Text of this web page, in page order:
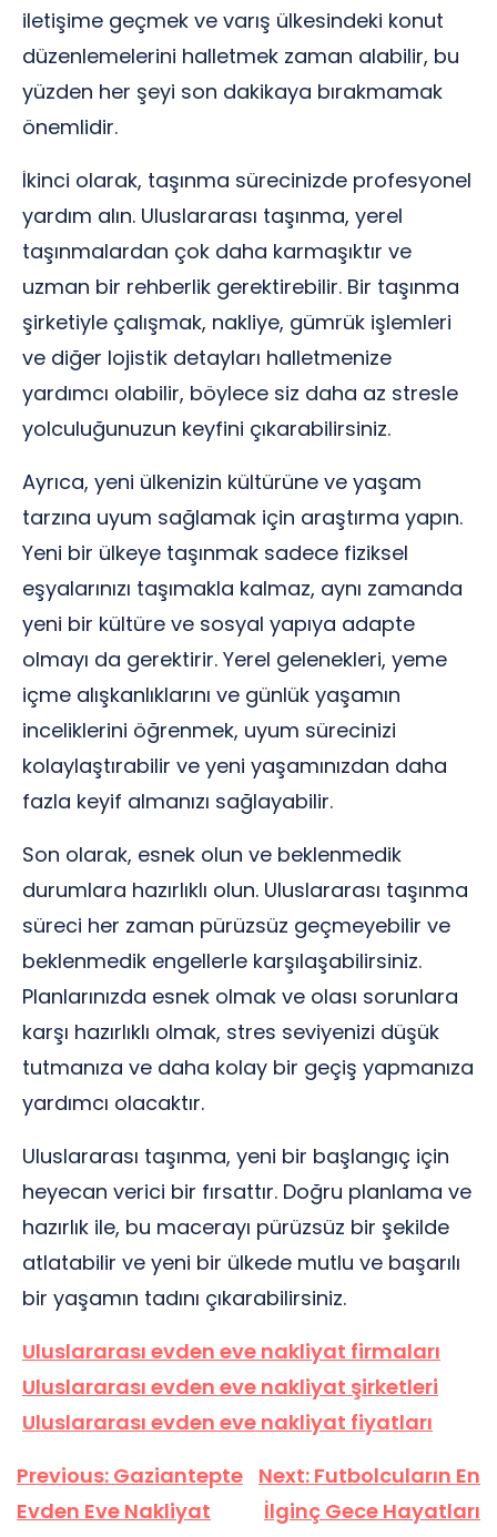
iletişime geçmek ve varış ülkesindeki konut
düzenlemelerini halletmek zaman alabilir, bu
yüzden her şeyi son dakikaya bırakmamak
önemlidir.
İkinci olarak, taşınma sürecinizde profesyonel
yardım alın. Uluslararası taşınma, yerel
taşınmalardan çok daha karmaşıktır ve
uzman bir rehberlik gerektirebilir. Bir taşınma
şirketiyle çalışmak, nakliye, gümrük işlemleri
ve diğer lojistik detayları halletmenize
yardımcı olabilir, böylece siz daha az stresle
yolculuğunuzun keyfini çıkarabilirsiniz.
Ayrıca, yeni ülkenizin kültürüne ve yaşam
tarzına uyum sağlamak için araştırma yapın.
Yeni bir ülkeye taşınmak sadece fiziksel
eşyalarınızı taşımakla kalmaz, aynı zamanda
yeni bir kültüre ve sosyal yapıya adapte
olmayı da gerektirir. Yerel gelenekleri, yeme
içme alışkanlıklarını ve günlük yaşamın
inceliklerini öğrenmek, uyum sürecinizi
kolaylaştırabilir ve yeni yaşamınızdan daha
fazla keyif almanızı sağlayabilir.
Son olarak, esnek olun ve beklenmedik
durumlara hazırlıklı olun. Uluslararası taşınma
süreci her zaman pürüzsüz geçmeyebilir ve
beklenmedik engellerle karşılaşabilirsiniz.
Planlarınızda esnek olmak ve olası sorunlara
karşı hazırlıklı olmak, stres seviyenizi düşük
tutmanıza ve daha kolay bir geçiş yapmanıza
yardımcı olacaktır.
Uluslararası taşınma, yeni bir başlangıç ​​için
heyecan verici bir fırsattır. Doğru planlama ve
hazırlık ile, bu macerayı pürüzsüz bir şekilde
atlatabilir ve yeni bir ülkede mutlu ve başarılı
bir yaşamın tadını çıkarabilirsiniz.
Uluslararası evden eve nakliyat firmaları
Uluslararası evden eve nakliyat şirketleri
Uluslararası evden eve nakliyat fiyatları
Yazı
gezinmesi
Previous: Gaziantepte
Evden Eve Nakliyat
Next: Futbolcuların En
İlginç Gece Hayatları